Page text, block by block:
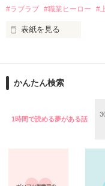
鳴海哲平 (なるみてっぺ
2026.6.5～2026.7.25
＊以前、公開していた
#ラブラブ #職業ヒーロー #
表紙を見る
ションの企画戦略室で
めた、同期で恋人の石
守と由羅から『便利屋
鷹哉『宜しくな、俺の
かんたん検索
1時間で読める夢がある話